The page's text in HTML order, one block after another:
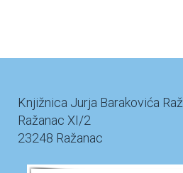
Knjižnica Jurja Barakovića
Ražanac XI/2
23248 Ražanac